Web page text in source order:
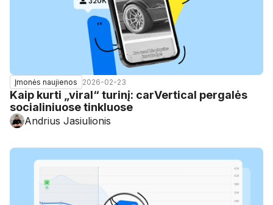
Įmonės naujienos 2026-02-23
Kaip kurti „viral“ turinį: carVertical pergalės
socialiniuose tinkluose
Andrius Jasiulionis